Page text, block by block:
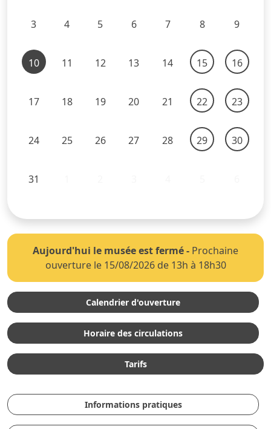
3 4 5 6 7 8 9
10 11 12 13 14 15 16
17 18 19 20 21 22 23
24 25 26 27 28 29 30
31
Aujourd'hui le musée est fermé- Prochaine
ouverture le 15/08/2026 de 13h à 18h30
Calendrier d'ouverture
Horaire des circulations
Tarifs
Informations pratiques